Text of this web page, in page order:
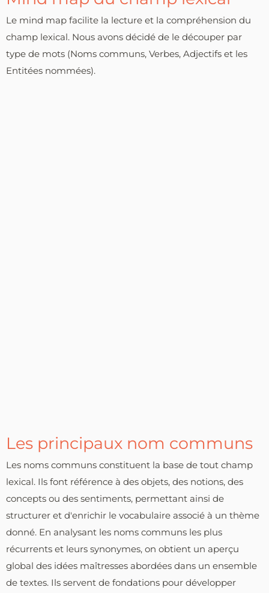
Le mind map facilite la lecture et la compréhension du
champ lexical. Nous avons décidé de le découper par
type de mots (Noms communs, Verbes, Adjectifs et les
Entitées nommées).
Les principaux nom communs
Les noms communs constituent la base de tout champ
lexical. Ils font référence à des objets, des notions, des
concepts ou des sentiments, permettant ainsi de
structurer et d'enrichir le vocabulaire associé à un thème
donné. En analysant les noms communs les plus
récurrents et leurs synonymes, on obtient un aperçu
global des idées maîtresses abordées dans un ensemble
de textes. Ils servent de fondations pour développer